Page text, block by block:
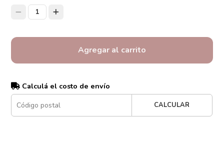
1
Agregar al carrito
Calculá el costo de envío
CALCULAR